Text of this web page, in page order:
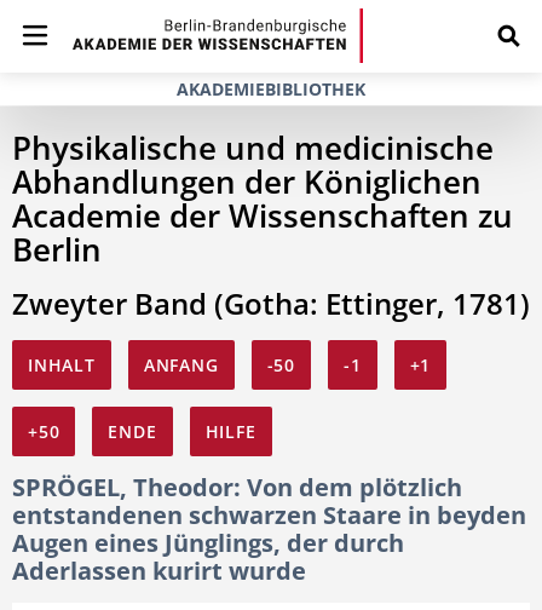
AKADEMIEBIBLIOTHEK
Physikalische und medicinische
Abhandlungen der Königlichen
Academie der Wissenschaften zu
Berlin
Zweyter Band (Gotha: Ettinger, 1781)
INHALT ANFANG -50 -1 +1
+50 ENDE HILFE
SPRÖGEL, Theodor: Von dem plötzlich
entstandenen schwarzen Staare in beyden
Augen eines Jünglings, der durch
Aderlassen kurirt wurde